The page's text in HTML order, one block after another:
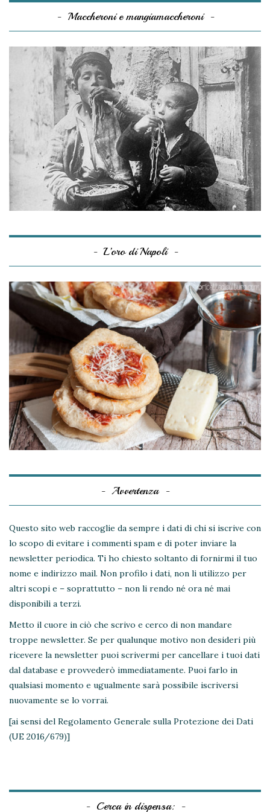
Maccheroni e mangiamaccheroni
L’oro di Napoli
Avvertenza
Questo sito web raccoglie da sempre i dati di chi si iscrive con
lo scopo di evitare i commenti spam e di poter inviare la
newsletter periodica. Ti ho chiesto soltanto di fornirmi il tuo
nome e indirizzo mail. Non profilo i dati, non li utilizzo per
altri scopi e – soprattutto – non li rendo né ora né mai
disponibili a terzi.
Metto il cuore in ciò che scrivo e cerco di non mandare
troppe newsletter. Se per qualunque motivo non desideri più
ricevere la newsletter puoi scrivermi per cancellare i tuoi dati
dal database e provvederò immediatamente. Puoi farlo in
qualsiasi momento e ugualmente sarà possibile iscriversi
nuovamente se lo vorrai.
[ai sensi del Regolamento Generale sulla Protezione dei Dati
(UE 2016/679)]
Cerca in dispensa: